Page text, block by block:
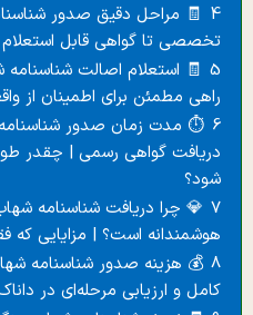
4 🧾 مراحل دقیق صدور
تخصصی تا گواهی قابل استعلام
5
راهی مطمئن برای اطمینان از
6 ⏱️ مدت زمان صدور
دریافت گواهی رسمی | چقدر
شود؟
7 💎 چرا دریافت شناسنامه
هوشمندانه است؟ | مزایایی که
8 💰 هزینه صدور شناسنامه
کامل و ارزیابی مرحله‌ای در